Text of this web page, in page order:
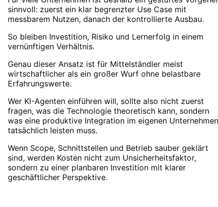
sinnvoll: zuerst ein klar begrenzter Use Case mit
messbarem Nutzen, danach der kontrollierte Ausbau.
So bleiben Investition, Risiko und Lernerfolg in einem
vernünftigen Verhältnis.
Genau dieser Ansatz ist für Mittelständler meist
wirtschaftlicher als ein großer Wurf ohne belastbare
Erfahrungswerte.
Wer KI-Agenten einführen will, sollte also nicht zuerst
fragen, was die Technologie theoretisch kann, sondern
was eine produktive Integration im eigenen Unternehmen
tatsächlich leisten muss.
Wenn Scope, Schnittstellen und Betrieb sauber geklärt
sind, werden Kosten nicht zum Unsicherheitsfaktor,
sondern zu einer planbaren Investition mit klarer
geschäftlicher Perspektive.